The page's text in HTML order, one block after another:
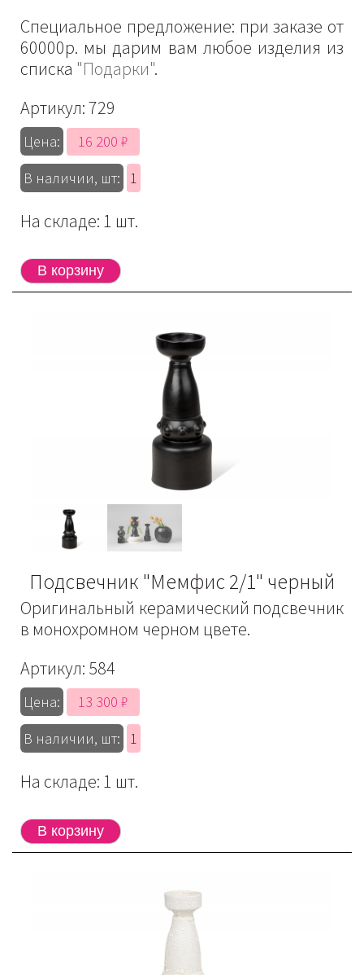
Специальное предложение: при заказе от
60000р. мы дарим вам любое изделия из
списка "Подарки".
Артикул:729
Цена:
16 200 ₽
В наличии, шт:
1
На складе: 1 шт.
Подсвечник "Мемфис 2/1" черный
Оригинальный керамический подсвечник
в монохромном черном цвете.
Артикул: 584
Цена:
13 300 ₽
В наличии, шт:
1
На складе: 1 шт.